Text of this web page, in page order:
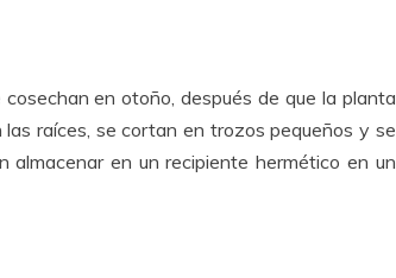
en otoño, después de que la planta
raíces, se cortan en trozos pequeños y se
almacenar en un recipiente hermético en un